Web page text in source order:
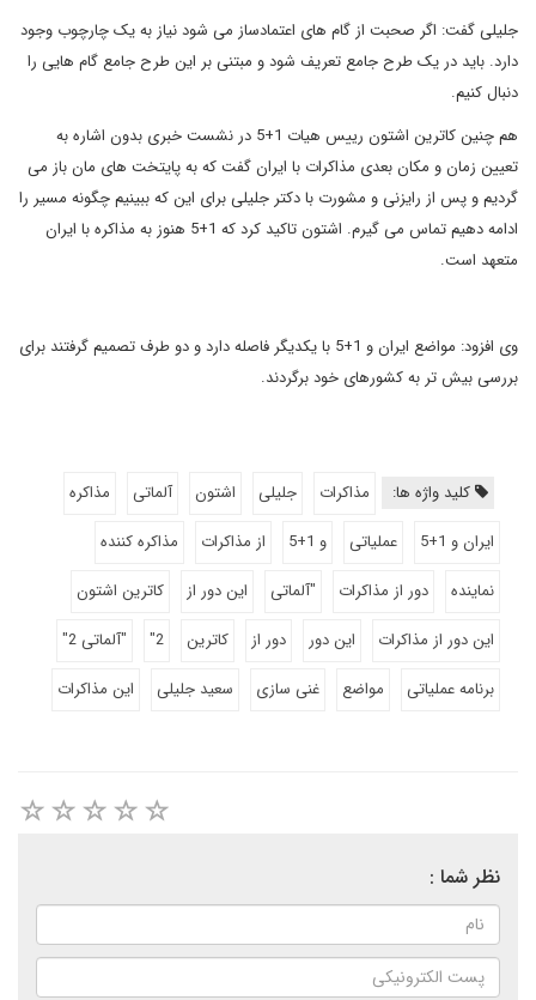
جلیلی گفت: اگر صحبت از گام های اعتمادساز می شود نیاز به یک چارچوب وجود
دارد. باید در یک طرح جامع تعریف شود و مبتنی بر این طرح جامع گام هایی را
دنبال کنیم.
هم چنین کاترین اشتون رییس هیات 1+5 در نشست خبری بدون اشاره به
تعیین زمان و مکان بعدی مذاکرات با ایران گفت که به پایتخت های مان باز می
گردیم و پس از رایزنی و مشورت با دکتر جلیلی برای این که ببینیم چگونه مسیر را
ادامه دهیم تماس می گیرم. اشتون تاکید کرد که 1+5 هنوز به مذاکره با ایران
متعهد است.
وی افزود: مواضع ایران و 1+5 با یکدیگر فاصله دارد و دو طرف تصمیم گرفتند برای
بررسی بیش تر به کشورهای خود برگردند.
کلید واژه ها: مذاکرات جلیلی اشتون آلماتی
مذاکره
ایران و 1+5
عملیاتی و 1+5 از مذاکرات
مذاکره کننده
نماینده
دور از مذاکرات "آلماتی این دور از
کاترین اشتون
این دور از مذاکرات
این دور دور از کاترین 2"
"آلماتی 2"
برنامه عملیاتی
مواضع غنی سازی سعید جلیلی این مذاکرات
نظر شما :